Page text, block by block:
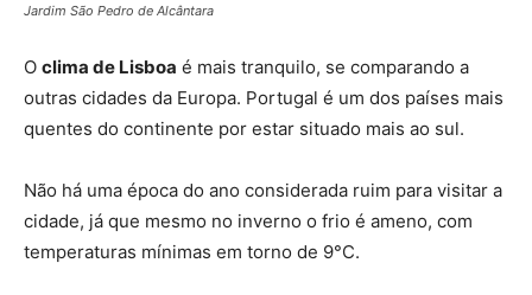
Jardim São Pedro de Alcântara
O clima de Lisboa é mais tranquilo, se comparando a
outras cidades da Europa. Portugal é um dos países mais
quentes do continente por estar situado mais ao sul.
Não há uma época do ano considerada ruim para visitar a
cidade, já que mesmo no inverno o frio é ameno, com
temperaturas mínimas em torno de 9°C.